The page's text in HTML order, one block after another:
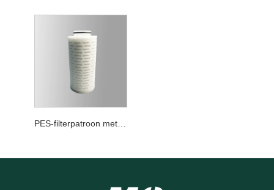
PES-filterpatroon met biologische lastreductie